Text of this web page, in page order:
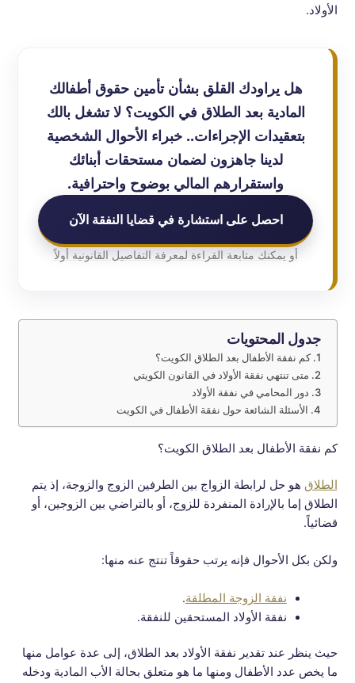
الأولاد.
هل يراودك القلق بشأن تأمين حقوق أطفالك
المادية بعد الطلاق في الكويت؟ لا تشغل بالك
بتعقيدات الإجراءات.. خبراء الأحوال الشخصية
لدينا جاهزون لضمان مستحقات أبنائك
واستقرارهم المالي بوضوح واحترافية.
احصل على استشارة في قضايا النفقة الآن
أو يمكنك متابعة القراءة لمعرفة التفاصيل القانونية أولاً
جدول المحتويات
كم نفقة الأطفال بعد الطلاق الكويت؟
متى تنتهي نفقة الأولاد في القانون الكويتي
دور المحامي في نفقة الأولاد
الأسئلة الشائعة حول نفقة الأطفال في الكويت
كم نفقة الأطفال بعد الطلاق الكويت؟
الطلاق هو حل لرابطة الزواج بين الطرفين الزوج والزوجة، إذ يتم
الطلاق إما بالإرادة المنفردة للزوج، أو بالتراضي بين الزوجين، أو
قضائياً.
ولكن بكل الأحوال فإنه يرتب حقوقاً تنتج عنه منها:
نفقة الزوجة المطلقة.
نفقة الأولاد المستحقين للنفقة.
حيث ينظر عند تقدير نفقة الأولاد بعد الطلاق، إلى عدة عوامل منها
ما يخص عدد الأطفال ومنها ما هو متعلق بحالة الأب المادية ودخله